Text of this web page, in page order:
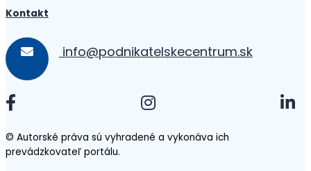
Kontakt
info@podnikatelskecentrum.sk
© Autorské práva sú vyhradené a vykonáva ich
prevádzkovateľ portálu.